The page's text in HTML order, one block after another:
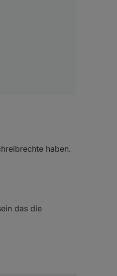
haben.
das die